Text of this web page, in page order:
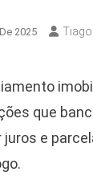
2025
que
juros e